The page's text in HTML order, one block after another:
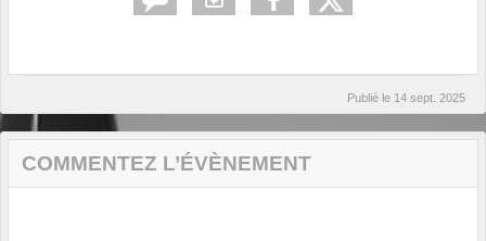
Publié le 14 sept. 2025
COMMENTEZ L’ÉVÈNEMENT